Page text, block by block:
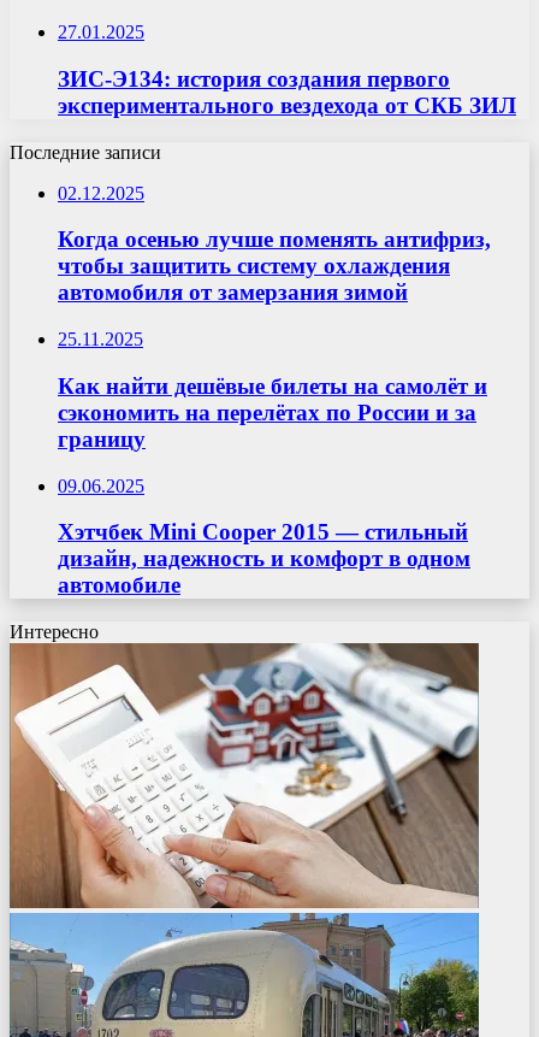
27.01.2025
ЗИС-Э134: история создания первого
экспериментального вездехода от СКБ ЗИЛ
Последние записи
02.12.2025
Когда осенью лучше поменять антифриз,
чтобы защитить систему охлаждения
автомобиля от замерзания зимой
25.11.2025
Как найти дешёвые билеты на самолёт и
сэкономить на перелётах по России и за
границу
09.06.2025
Хэтчбек Mini Cooper 2015 — стильный
дизайн, надежность и комфорт в одном
автомобиле
Интересно